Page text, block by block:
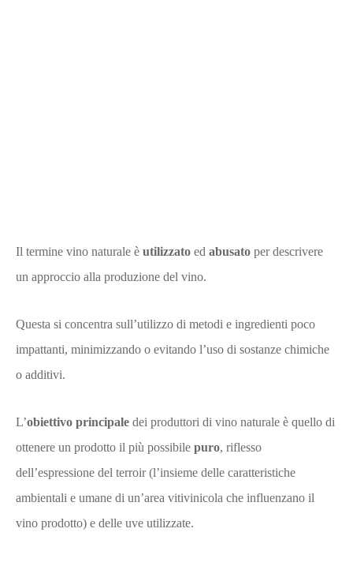
Il termine vino naturale è utilizzato ed abusato per descrivere
un approccio alla produzione del vino.
Questa si concentra sull’utilizzo di metodi e ingredienti poco
impattanti, minimizzando o evitando l’uso di sostanze chimiche
o additivi.
L’obiettivo principale dei produttori di vino naturale è quello di
ottenere un prodotto il più possibile puro, riflesso
dell’espressione del terroir (l’insieme delle caratteristiche
ambientali e umane di un’area vitivinicola che influenzano il
vino prodotto) e delle uve utilizzate.